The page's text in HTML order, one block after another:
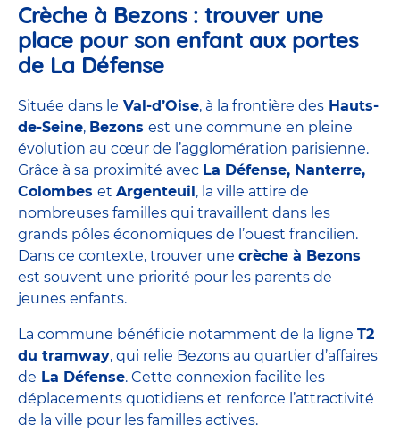
Crèche à Bezons : trouver une
place pour son enfant aux portes
de La Défense
Située dans le Val-d’Oise, à la frontière des Hauts-
de-Seine, Bezons est une commune en pleine
évolution au cœur de l’agglomération parisienne.
Grâce à sa proximité avec La Défense, Nanterre,
Colombes et Argenteuil, la ville attire de
nombreuses familles qui travaillent dans les
grands pôles économiques de l’ouest francilien.
Dans ce contexte, trouver une crèche à Bezons
est souvent une priorité pour les parents de
jeunes enfants.
La commune bénéficie notamment de la ligne T2
du tramway, qui relie Bezons au quartier d’affaires
de La Défense. Cette connexion facilite les
déplacements quotidiens et renforce l’attractivité
de la ville pour les familles actives.